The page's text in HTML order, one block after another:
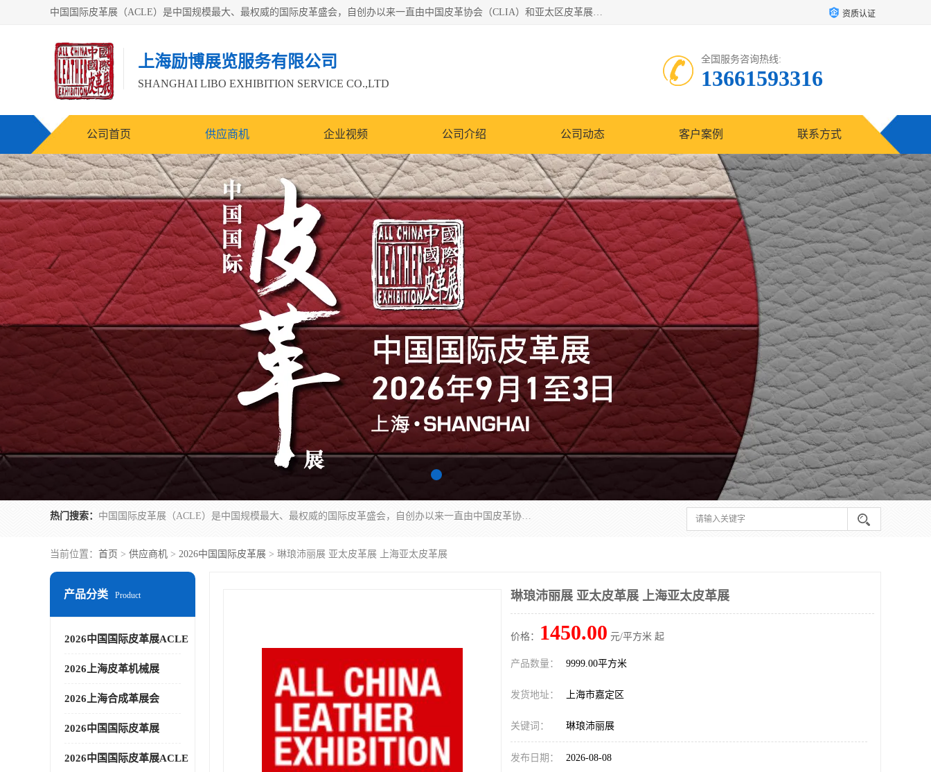
中国国际皮革展（ACLE）是中国规模最大、最权威的国际皮革盛会，自创办以来一直由中国皮革协会（CLIA）和亚太区皮革展有限公司（APLF）共同举办 资质认证
上海励博展览服务有限公司
SHANGHAI LIBO EXHIBITION SERVICE CO.,LTD
全国服务咨询热线:
13661593316
公司首页 供应商机 企业视频 公司介绍 公司动态 客户案例 联系方式
热门搜索： 中国国际皮革展（ACLE）是中国规模最大、最权威的国际皮革盛会，自创办以来一直由中国皮革协会（CLIA）和亚太区皮革展有限公司（APLF）共同举办
当前位置： 首页 > 供应商机 > 2026中国国际皮革展 > 琳琅沛丽展 亚太皮革展 上海亚太皮革展
产品分类 Product
2026中国国际皮革展ACLE
2026上海皮革机械展
2026上海合成革展会
2026中国国际皮革展
2026中国国际皮革展ACLE
琳琅沛丽展 亚太皮革展 上海亚太皮革展
价格： 1450.00 元/平方米 起
产品数量： 9999.00平方米
发货地址： 上海市嘉定区
关键词： 琳琅沛丽展
发布日期： 2026-08-08